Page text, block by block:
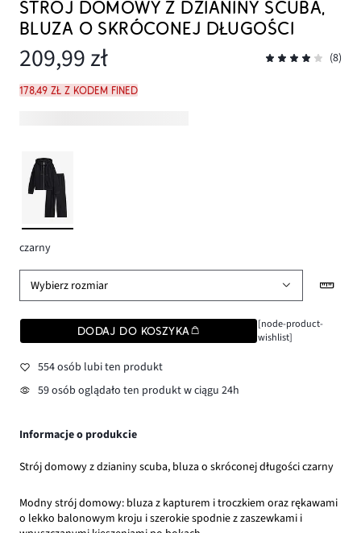
STRÓJ DOMOWY Z DZIANINY SCUBA,
BLUZA O SKRÓCONEJ DŁUGOŚCI
209,99 zł (8)
178,49 zł z kodem FINED
czarny
Wybierz rozmiar
DODAJ DO KOSZYKA
[node-product-
wishlist]
554 osób lubi ten produkt
59 osób oglądało ten produkt w ciągu 24h
Informacje o produkcie
Strój domowy z dzianiny scuba, bluza o skróconej długości czarny
Modny strój domowy: bluza z kapturem i troczkiem oraz rękawami
o lekko balonowym kroju i szerokie spodnie z zaszewkami i